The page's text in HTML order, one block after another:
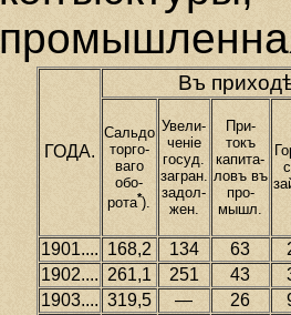
ГОДА.
Въ
Сальдо
торго-
ваго
обо-
рота*).
Увели-
ченiе
госуд.
загран.
задол-
жен.
При-
токъ
капита-
ловъ въ
про-
мышл.
1901.... 168,2 134 63
1902.... 261,1 251 43
1903.... 319,5 — 26